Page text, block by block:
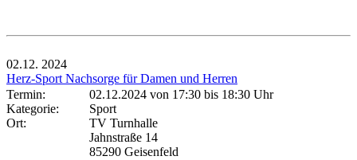
02.12. 2024
Herz-Sport Nachsorge für Damen und Herren
Termin:
02.12.2024 von 17:30 bis 18:30 Uhr
Kategorie:
Sport
Ort:
TV Turnhalle
Jahnstraße 14
85290 Geisenfeld